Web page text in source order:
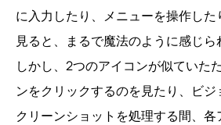
に入力したり、メニューを操作し
見ると、まるで魔法のように感じら
しかし、2つのアイコンが似ていた
ンをクリックするのを見たり、ビ
クリーンショットを処理する間、